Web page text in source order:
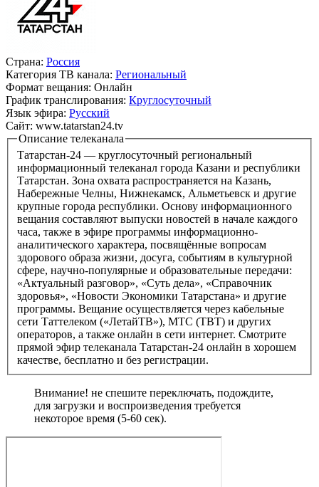
Страна: Россия
Категория ТВ канала: Региональный
Формат вещания: Онлайн
График транслирования: Круглосуточный
Язык эфира: Русский
Сайт: www.tatarstan24.tv
Описание телеканала
Татарстан-24 — круглосуточный региональный
информационный телеканал города Казани и республики
Татарстан. Зона охвата распространяется на Казань,
Набережные Челны, Нижнекамск, Альметьевск и другие
крупные города республики. Основу информационного
вещания составляют выпуски новостей в начале каждого
часа, также в эфире программы информационно-
аналитического характера, посвящённые вопросам
здорового образа жизни, досуга, событиям в культурной
сфере, научно-популярные и образовательные передачи:
«Актуальный разговор», «Суть дела», «Справочник
здоровья», «Новости Экономики Татарстана» и другие
программы. Вещание осуществляется через кабельные
сети Таттелеком («ЛетайТВ»), МТС (ТВТ) и других
операторов, а также онлайн в сети интернет. Смотрите
прямой эфир телеканала Татарстан-24 онлайн в хорошем
качестве, бесплатно и без регистрации.
Внимание! не спешите переключать, подождите,
для загрузки и воспроизведения требуется
некоторое время (5-60 сек).